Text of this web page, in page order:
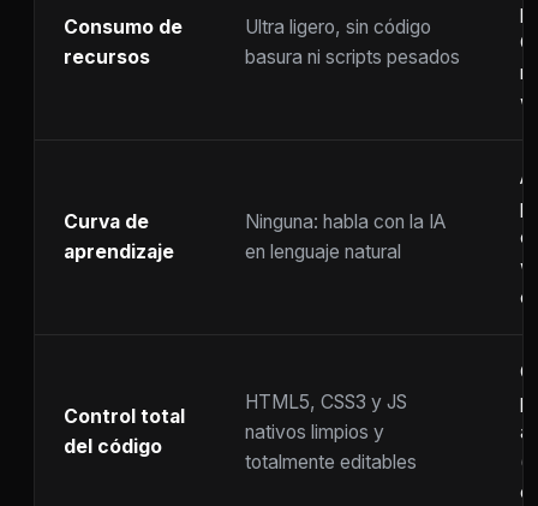
Consumo de
recursos
Ultra ligero, sin código
basura ni scripts pesados
Curva de
aprendizaje
Ninguna: habla con la IA
en lenguaje natural
Control total
del código
HTML5, CSS3 y JS
nativos limpios y
totalmente editables